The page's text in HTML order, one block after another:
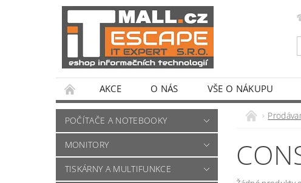
AKCE O NÁS VŠE O NÁKUPU
POČÍTAČE A NOTEBOOKY
MONITORY
TISKÁRNY A MULTIFUNKCE